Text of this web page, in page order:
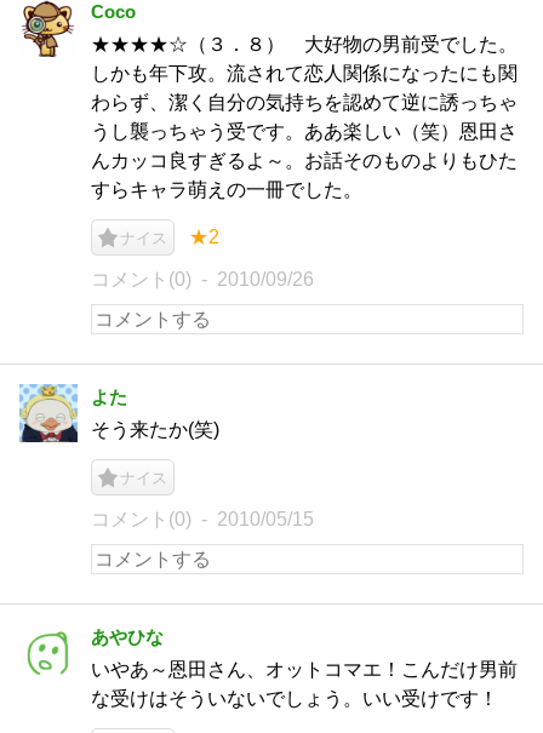
Coco
★★★★☆（３．８） 大好物の男前受でした。
しかも年下攻。流されて恋人関係になったにも関
わらず、潔く自分の気持ちを認めて逆に誘っちゃ
うし襲っちゃう受です。ああ楽しい（笑）恩田さ
んカッコ良すぎるよ～。お話そのものよりもひた
すらキャラ萌えの一冊でした。
ナイス ★2
コメント(0) 2010/09/26
よた
そう来たか(笑)
ナイス
コメント(0) 2010/05/15
あやひな
いやあ～恩田さん、オットコマエ！こんだけ男前
な受けはそういないでしょう。いい受けです！